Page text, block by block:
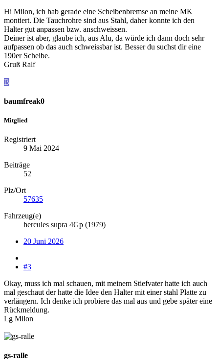
Hi Milon, ich hab gerade eine Scheibenbremse an meine MK
montiert. Die Tauchrohre sind aus Stahl, daher konnte ich den
Halter gut anpassen bzw. anschweissen.
Deiner ist aber, glaube ich, aus Alu, da würde ich dann doch sehr
aufpassen ob das auch schweissbar ist. Besser du suchst dir eine
190er Scheibe.
Gruß Ralf
B
baumfreak0
Mitglied
Registriert
9 Mai 2024
Beiträge
52
Plz/Ort
57635
Fahrzeug(e)
hercules supra 4Gp (1979)
20 Juni 2026
#3
Okay, muss ich mal schauen, mit meinem Stiefvater hatte ich auch
mal geschaut der hatte die Idee den Halter mit einer stahl Platte zu
verlängern. Ich denke ich probiere das mal aus und gebe später eine
Rückmeldung.
Lg Milon
gs-ralle